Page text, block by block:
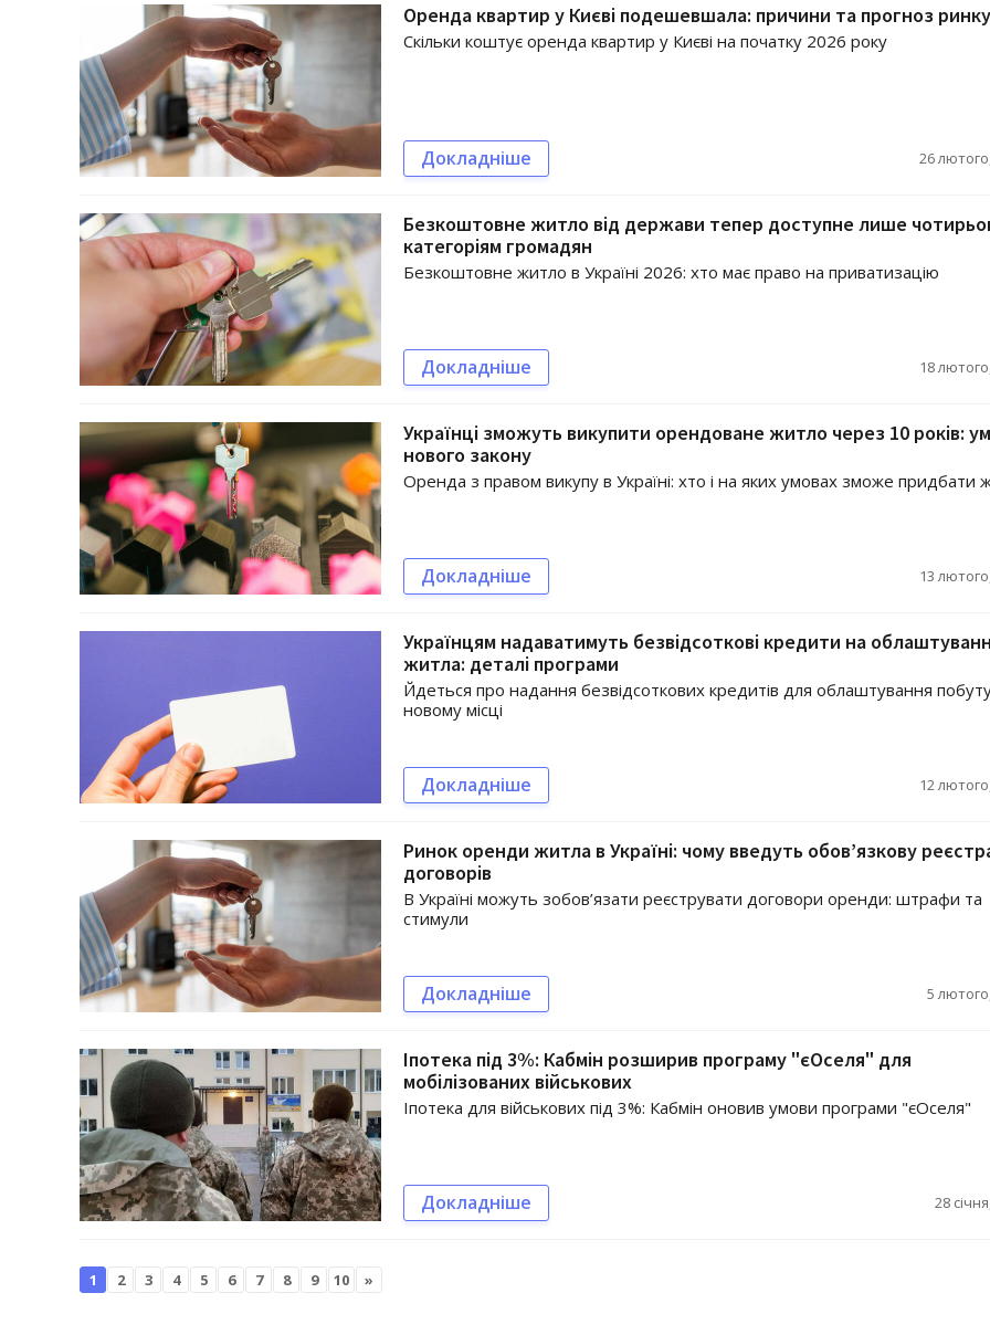
Оренда квартир у Києві подешевшала: причини та прогноз ринку
Скільки коштує оренда квартир у Києві на початку 2026 року
Докладніше 26
Безкоштовне житло від держави тепер доступне лише
категоріям громадян
Безкоштовне житло в Україні 2026: хто має право на приватизацію
Докладніше 18
Українці зможуть викупити орендоване житло через 10 років:
нового закону
Оренда з правом викупу в Україні: хто і на яких умовах зможе придбати
Докладніше 13
Українцям надаватимуть безвідсоткові кредити на
житла: деталі програми
Йдеться про надання безвідсоткових кредитів для облаштування
новому місці
Докладніше 12
Ринок оренди житла в Україні: чому введуть обов’язкову
договорів
В Україні можуть зобов’язати реєструвати договори оренди: штрафи та
стимули
Докладніше 5
Іпотека під 3%: Кабмін розширив програму "єОселя" для
мобілізованих військових
Іпотека для військових під 3%: Кабмін оновив умови програми "єОселя"
Докладніше 28
1 2 3 4 5 6 7 8 9 10 »